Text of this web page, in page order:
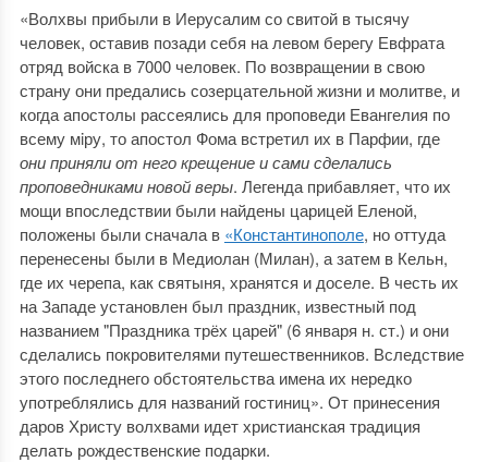
«Волхвы прибыли в Иерусалим со свитой в тысячу
человек, оставив позади себя на левом берегу Евфрата
отряд войска в 7000 человек. По возвращении в свою
страну они предались созерцательной жизни и молитве, и
когда апостолы рассеялись для проповеди Евангелия по
всему мiру, то апостол Фома встретил их в Парфии, где
они приняли от него крещение и сами сделались
проповедниками новой веры. Легенда прибавляет, что их
мощи впоследствии были найдены царицей Еленой,
положены были сначала в «Константинополе, но оттуда
перенесены были в Медиолан (Милан), а затем в Кельн,
где их черепа, как святыня, хранятся и доселе. В честь их
на Западе установлен был праздник, известный под
названием "Праздника трёх царей" (6 января н. ст.) и они
сделались покровителями путешественников. Вследствие
этого последнего обстоятельства имена их нередко
употреблялись для названий гостиниц». От принесения
даров Христу волхвами идет христианская традиция
делать рождественские подарки.